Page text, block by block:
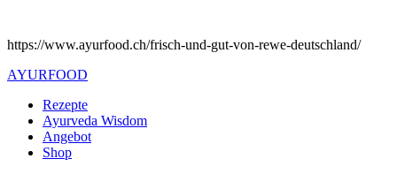
https://www.ayurfood.ch/frisch-und-gut-von-rewe-deutschland/
AYURFOOD
Rezepte
Ayurveda Wisdom
Angebot
Shop